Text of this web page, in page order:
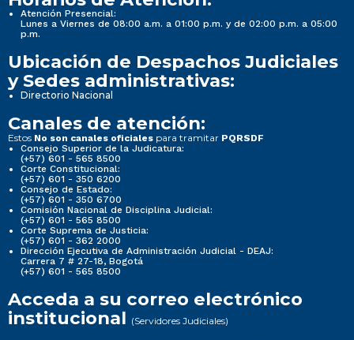
Atención Presencial:
Lunes a Viernes de 08:00 a.m. a 01:00 p.m. y de 02:00 p.m. a 05:00
p.m.
Ubicación de Despachos Judiciales
y Sedes administrativas:
Directorio Nacional
Canales de atención:
Estos No son canales oficiales para tramitar PQRSDF
Consejo Superior de la Judicatura:
(+57) 601 - 565 8500
Corte Constitucional:
(+57) 601 - 350 6200
Consejo de Estado:
(+57) 601 - 350 6700
Comisión Nacional de Disciplina Judicial:
(+57) 601 - 565 8500
Corte Suprema de Justicia:
(+57) 601 - 362 2000
Dirección Ejecutiva de Administración Judicial - DEAJ:
Carrera 7 # 27-18, Bogotá
(+57) 601 - 565 8500
Acceda a su correo electrónico
institucional (Servidores Judiciales)